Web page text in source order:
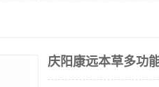
庆阳康远本草多功